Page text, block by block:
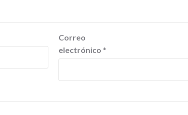
Correo
electrónico *